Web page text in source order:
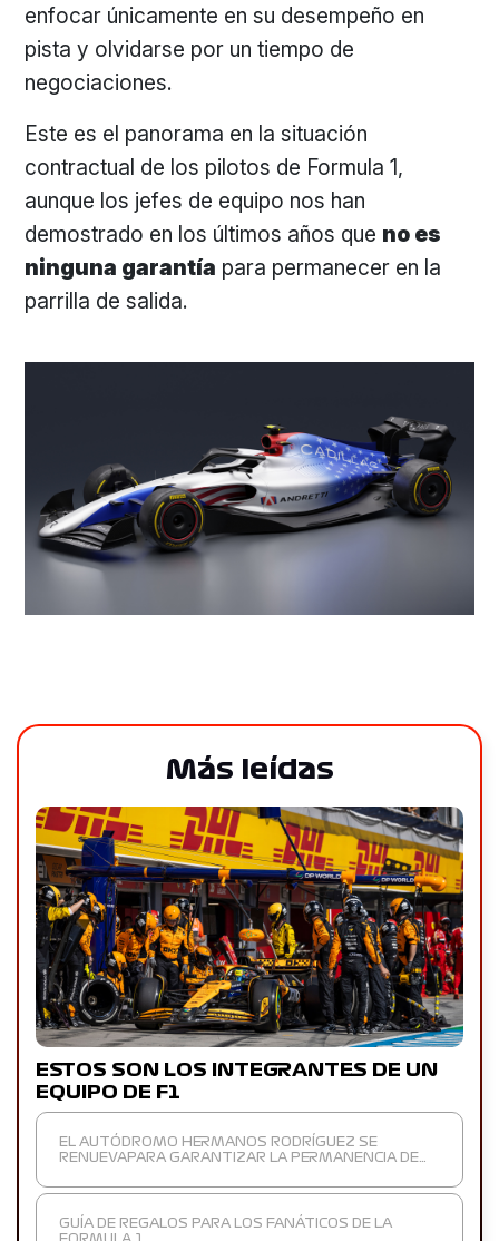
enfocar únicamente en su desempeño en
pista y olvidarse por un tiempo de
negociaciones.
Este es el panorama en la situación
contractual de los pilotos de Formula 1,
aunque los jefes de equipo nos han
demostrado en los últimos años que no es
ninguna garantía para permanecer en la
parrilla de salida.
Más leídas
ESTOS SON LOS INTEGRANTES DE UN
EQUIPO DE F1
EL AUTÓDROMO HERMANOS RODRÍGUEZ SE
RENUEVAPARA GARANTIZAR LA PERMANENCIA DE…
GUÍA DE REGALOS PARA LOS FANÁTICOS DE LA